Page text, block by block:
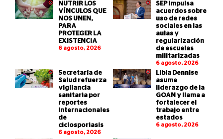
NUTRIR LOS
VÍNCULOS QUE
NOS UNEN,
PARA
PROTEGER LA
EXISTENCIA
6 agosto, 2026
SEP impulsa
acuerdos sobre
uso de redes
sociales en las
aulas y
regularización
de escuelas
militarizadas
6 agosto, 2026
Secretaría de
Salud refuerza
vigilancia
sanitaria por
reportes
internacionales
de
ciclosporiasis
6 agosto, 2026
Libia Dennise
asume
liderazgo de la
GOAN y llama a
fortalecer el
trabajo entre
estados
6 agosto, 2026